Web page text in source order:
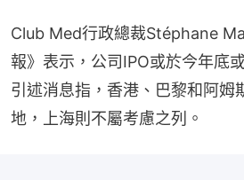
Club Med行政總裁Stéphane
報》表示，公司IPO或於今年底
引述消息指，香港、巴黎和阿姆
地，上海則不屬考慮之列。